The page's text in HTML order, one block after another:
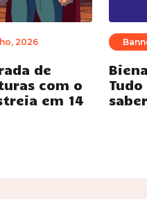
2026
de
com o
em 14
saber